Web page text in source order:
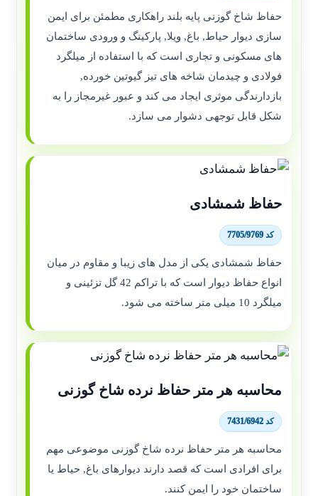
حفاظ شاخ گوزنی پایه بلند راهکاری مطمئن برای ایمن
سازی دیوار حیاط, باغ, ویلا, پارکینگ و ورودی ساختمان
های مسکونی و تجاری است که با استفاده از میلگرد
فولادی و چیدمان شاخه های تیز گیوتین خورده,
بازدارندگی موثری ایجاد می کند و عبور غیرمجاز را به
شکل قابل توجهی دشوار می سازد.
حفاظ شمشادی
کد 7705/9769
حفاظ شمشادی یکی از مدل های زیبا و مقاوم در میان
انواع حفاظ دیوار است که با تراکم 42 گل تزئینی و
میلگرد 10 میلی متر ساخته می شود.
محاسبه هر متر حفاظ نرده شاخ گوزنی
کد 7431/6942
محاسبه هر متر حفاظ نرده شاخ گوزنی موضوعی مهم
برای افرادی است که قصد دارند دیوارهای باغ, حیاط یا
ساختمان خود را ایمن کنند.